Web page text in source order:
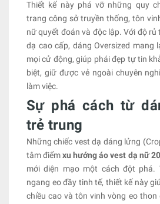
Thiết kế này phá vỡ những quy
trang công sở truyền thống, tôn
nữ quyết đoán và độc lập. Với độ rủ
dạ cao cấp, dáng Oversized mang
mọi cử động, giúp phái đẹp tự tin
biệt, giữ được vẻ ngoài chuyên
làm việc.
Sự phá cách từ
trẻ trung
Những chiếc vest dạ dáng lửng
tâm điểmxu hướng áo vest dạ nữ
mới diện mạo một cách đột phá.
ngang eo đầy tinh tế, thiết kế này
chiều cao và tôn vinh vòng eo